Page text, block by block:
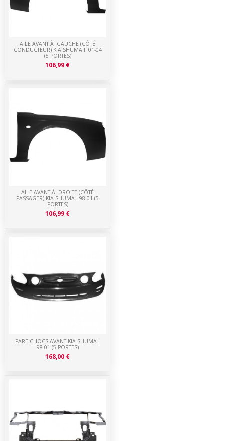
PARE-CHOCS AVANT KIA SHUMA I
98-01 (5 PORTES)
168,00 €
AILE AVANT À DROITE (CÔTÉ
PASSAGER) KIA SHUMA I 98-01 (5
PORTES)
106,99 €
AILE AVANT À GAUCHE (CÔTÉ
CONDUCTEUR) KIA SHUMA II 01-04
(5 PORTES)
106,99 €